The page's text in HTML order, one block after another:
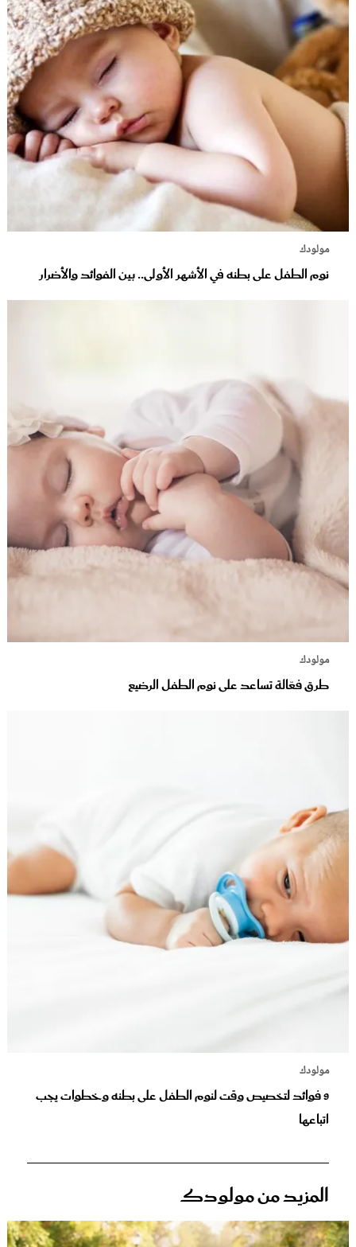
مولودك
نوم الطفل على بطنه في الأشهر الأولى.. بين الفوائد والأضرار
مولودك
طرق فعّالة تساعد على نوم الطفل الرضيع
مولودك
9 فوائد لتخصيص وقت لنوم الطفل على بطنه وخطوات يجب
اتباعها
المزيد من مولودك